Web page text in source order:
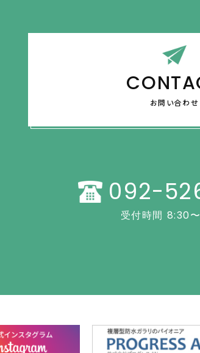
お問い合わせ
092-
受付時間 8:30